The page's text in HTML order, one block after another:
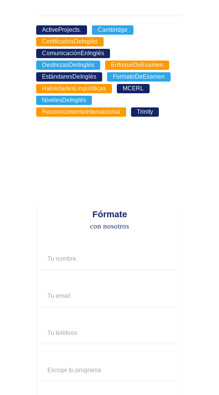
ActiveProjects.
Cambridge
CertificadosDeInglés
ComunicaciónEnInglés
DestrezasDelInglés
EnfoqueDeExamen
EstándaresDeInglés
FormatoDeExamen
HabilidadesLingüísticas
MCERL
NivelesDeInglés
ReconocimientoInternacional
Trinity
Fórmate
con nosotros